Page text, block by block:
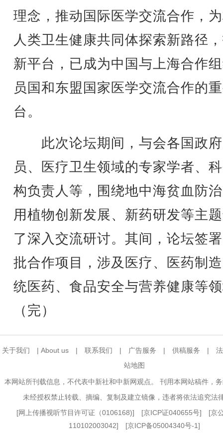
理念，推动国际医学交流合作，
人类卫生健康共同体探索新路径
新平台，已成为中国与上海合作
员国和东盟国家医学交流合作的
台。
此次论坛期间，与会各国政
员、医疗卫生领域的专家学者、
构负责人等，围绕地中海贫血防
用植物创新发展、新药研发等主
了深入交流研讨。其间，论坛签
批合作项目，涉及医疗、医药制
统医药、食品安全与营养健康等
（完）
关于我们 | About us | 联系我们 | 广告服务 | 供稿服务 |
站地图
本网站所刊载信息，不代表中新社和中新网观点。 刊用本网站稿件，
未经授权禁止转载、摘编、复制及建立镜像，违者将依法追究法
[网上传播视听节目许可证（0106168)] [京ICP证040655号] [京
110102003042] [京ICP备05004340号-1]